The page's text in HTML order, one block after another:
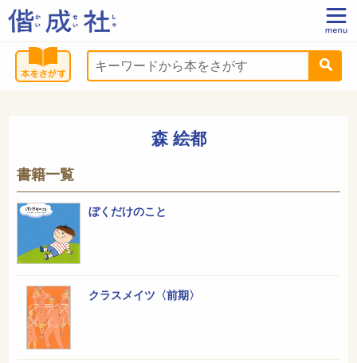
森 絵都
書籍一覧
ぼくだけのこと
クラスメイツ〈前期〉